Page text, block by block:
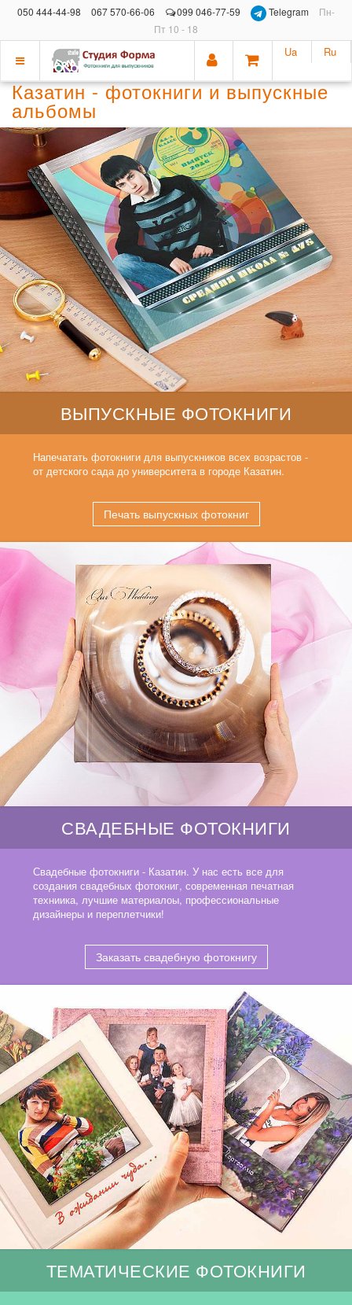
050 444-44-98 067 570-66-06 099 046-77-59 Telegram
Пн-
Пт 10 - 18
Показать
меню
Ua Ru
Казатин - фотокниги и выпускные
альбомы
ВЫПУСКНЫЕ ФОТОКНИГИ
Напечатать фотокниги для выпускников всех возрастов -
от детского сада до университета в городе Казатин.
Печать выпускных фотокниг
СВАДЕБНЫЕ ФОТОКНИГИ
Свадебные фотокниги - Казатин. У нас есть все для
создания свадебных фотокниг, современная печатная
техниика, лучшие материалоы, профессиональные
дизайнеры и переплетчики!
Заказать свадебную фотокнигу
ТЕМАТИЧЕСКИЕ ФОТОКНИГИ